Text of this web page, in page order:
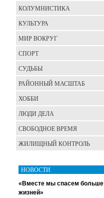
КОЛУМНИСТИКА
КУЛЬТУРА
МИР ВОКРУГ
СПОРТ
СУДЬБЫ
РАЙОННЫЙ МАСШТАБ
ХОББИ
ЛЮДИ ДЕЛА
СВОБОДНОЕ ВРЕМЯ
ЖИЛИЩНЫЙ КОНТРОЛЬ
НОВОСТИ
«Вместе мы спасем больше
жизней»